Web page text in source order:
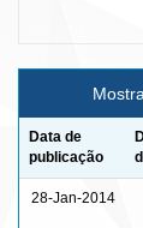
Data de
publicação
28-Jan-2014